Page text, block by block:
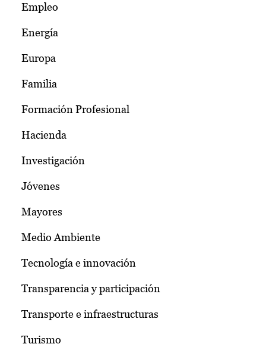
Empleo
Energía
Europa
Familia
Formación Profesional
Hacienda
Investigación
Jóvenes
Mayores
Medio Ambiente
Tecnología e innovación
Transparencia y participación
Transporte e infraestructuras
Turismo